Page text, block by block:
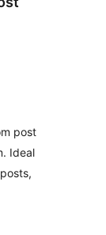
post
Ideal